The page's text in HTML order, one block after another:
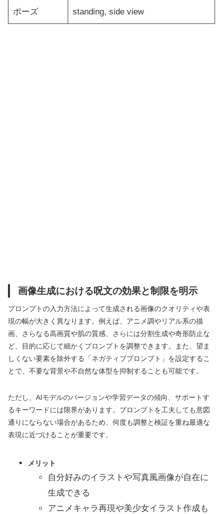
ポーズ standing, side view
画像生成における呪文の効果と制限を明示
プロンプトの入力方法によって生成される画像のクオリティや表
現の幅が大きく異なります。例えば、アニメ調やリアル系の描
画、さらなる高画質や肌の質感、さらには分割生成や奇形防止な
ど、目的に応じて細かくプロンプトを調整できます。また、望ま
しくない要素を除外する「ネガティブプロンプト」を設定するこ
とで、不要な背景や不自然な体型を抑制することも可能です。
ただし、AIモデルのバージョンや学習データの傾向、サポートす
るキーワードには限界があります。プロンプトを工夫しても意図
通りにならない場合があるため、何度も調整と検証を重ね最適な
表現に近づけることが重要です。
メリット
自分好みのイラストや写真風画像が自在に
生成できる
アニメキャラ再現や美少女イラスト作成も